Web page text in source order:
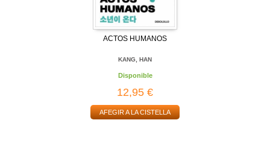
ACTOS HUMANOS
KANG, HAN
Disponible
12,95 €
AFEGIR A LA CISTELLA